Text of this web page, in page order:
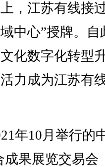
，江苏有线接
中心”授牌。自
化数字化转型
力成为江苏有
10月举行的
成果展览交易会